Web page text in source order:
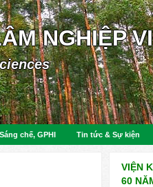
NGHIỆP
chế, GPHI Tin tức & Sự kiện
VIỆN
60